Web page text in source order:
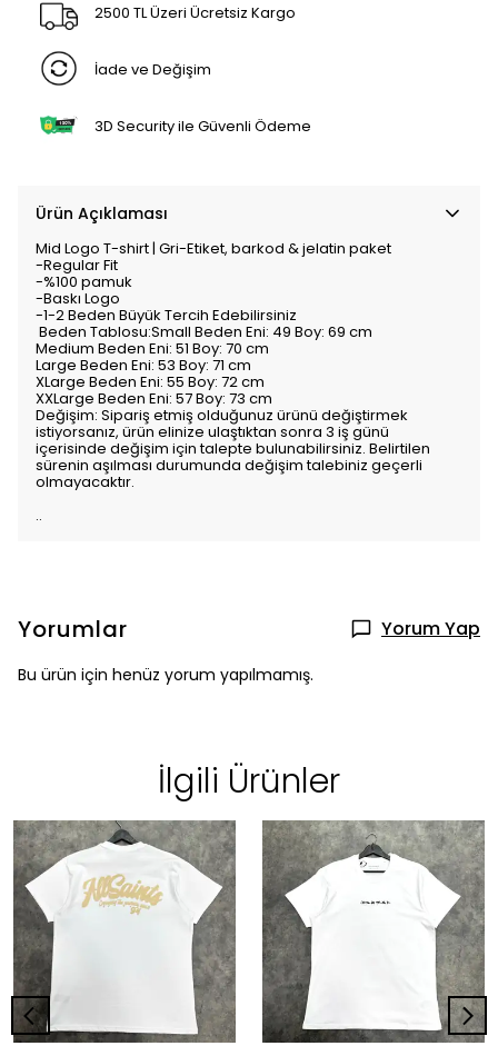
2500 TL Üzeri Ücretsiz Kargo
İade ve Değişim
3D Security ile Güvenli Ödeme
Ürün Açıklaması
Mid Logo T-shirt | Gri-Etiket, barkod & jelatin paket
-Regular Fit
-%100 pamuk
-Baskı Logo
-1-2 Beden Büyük Tercih Edebilirsiniz
Beden Tablosu:Small Beden Eni: 49 Boy: 69 cm
Medium Beden Eni: 51 Boy: 70 cm
Large Beden Eni: 53 Boy: 71 cm
XLarge Beden Eni: 55 Boy: 72 cm
XXLarge Beden Eni: 57 Boy: 73 cm
Değişim: Sipariş etmiş olduğunuz ürünü değiştirmek
istiyorsanız, ürün elinize ulaştıktan sonra 3 iş günü
içerisinde değişim için talepte bulunabilirsiniz. Belirtilen
sürenin aşılması durumunda değişim talebiniz geçerli
olmayacaktır.
..
Yorumlar Yorum Yap
Bu ürün için henüz yorum yapılmamış.
İlgili Ürünler